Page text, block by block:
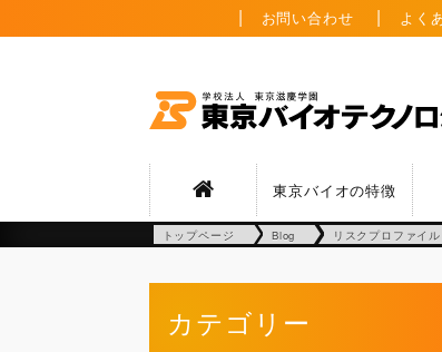
お問い合わせ よく
東京バイオの特徴
トップページ Blog リスクプロファイル
カテゴリー